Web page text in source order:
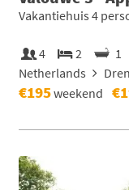
Vakantiehuis 4
4 2
1
Netherlands
€195weekend